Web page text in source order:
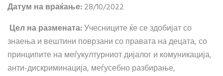
Датум на враќање:28/10/2022
Цел на размената:Учесниците ќе се здобијат со
знаења и вештини поврзани со правата на децата, со
принципите на меѓукултурниот дијалог и комуникација,
анти-дискриминација, меѓусебно разбирање,